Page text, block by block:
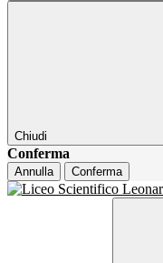
Chiudi
Conferma
Annulla Conferma